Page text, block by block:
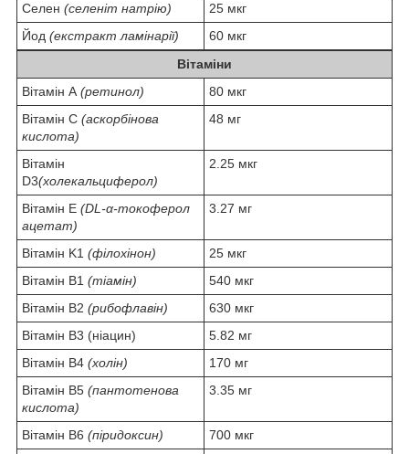
Селен (селеніт натрію)
25 мкг
Йод (екстракт ламінарії)
60 мкг
Вітаміни
Вітамін А (ретинол)
80 мкг
Вітамін С (аскорбінова
кислота)
48 мг
Вітамін
D3(холекальциферол)
2.25 мкг
Вітамін Е (DL-α-токоферол
ацетат)
3.27 мг
Вітамін K1 (філохінон)
25 мкг
Вітамін В1 (тіамін)
540 мкг
Вітамін В2 (рибофлавін)
630 мкг
Вітамін В3 (ніацин)
5.82 мг
Вітамін В4 (холін)
170 мг
Вітамін В5 (пантотенова
кислота)
3.35 мг
Вітамін В6 (піридоксин) 700 мкг